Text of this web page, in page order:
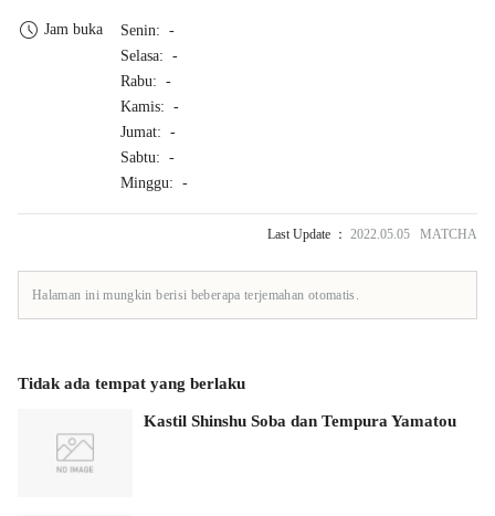
Jam buka
Senin: -
Selasa: -
Rabu: -
Kamis: -
Jumat: -
Sabtu: -
Minggu: -
Last Update ： 2022.05.05 MATCHA
Halaman ini mungkin berisi beberapa terjemahan otomatis.
Tidak ada tempat yang berlaku
Kastil Shinshu Soba dan Tempura Yamatou